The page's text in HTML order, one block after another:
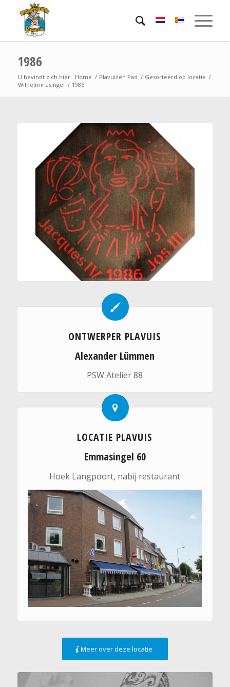
1986
U bevindt zich hier: Home / Plavuizen Pad / Gesorteerd op locatie /
Wilhelminasingel / 1986
ONTWERPER PLAVUIS
Alexander Lümmen
PSW Atelier 88
LOCATIE PLAVUIS
Emmasingel 60
Hoek Langpoort, nabij restaurant
Meer over deze locatie